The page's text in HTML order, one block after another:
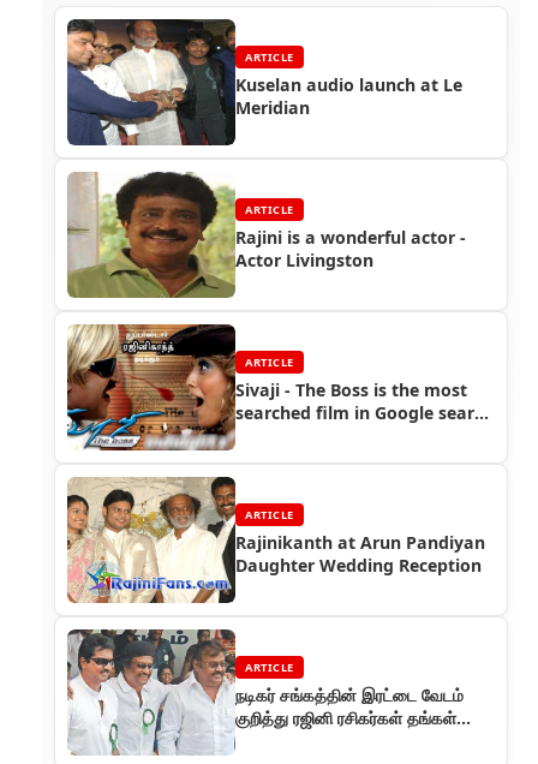
ARTICLE
Kuselan audio launch at Le
Meridian
ARTICLE
Rajini is a wonderful actor -
Actor Livingston
ARTICLE
Sivaji - The Boss is the most
searched film in Google search
ARTICLE
Rajinikanth at Arun Pandiyan
Daughter Wedding Reception
ARTICLE
நடிகர் சங்கத்தின் இரட்டை வேடம்
குறித்து ரஜினி ரசிகர்கள் தங்கள்